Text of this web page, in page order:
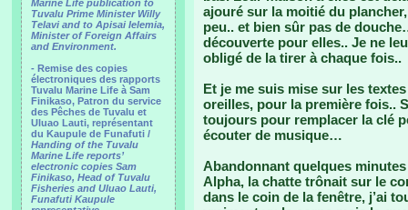
Marine Life publication to
Tuvalu Prime Minister Willy
Telavi and to Apisai Ielemia,
Minister of Foreign Affairs
and Environment.
- Remise des copies
électroniques des rapports
Tuvalu Marine Life à Sam
Finikaso, Patron du service
des Pêches de Tuvalu et
Uluao Lauti, représentant
du Kaupule de Funafuti /
Handing of the Tuvalu
Marine Life reports’
electronic copies Sam
Finikaso, Head of Tuvalu
Fisheries and Uluao Lauti,
Funafuti Kaupule
ajouré sur la moitié du
peu.. et bien sûr pas de
découverte pour elles.. Je ne
obligé de la tirer à chaque fois..
Et je me suis mise sur les
oreilles, pour la première fois..
toujours pour remplacer la clé
écouter de musique…
Abandonnant quelques
Alpha, la chatte trônait sur le
dans le coin de la fenêtre, j’ai